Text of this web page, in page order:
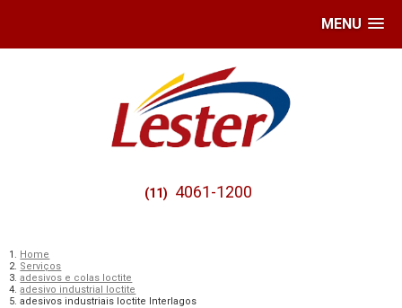
MENU
(11) 4061-1200
Home
Serviços
adesivos e colas loctite
adesivo industrial loctite
adesivos industriais loctite Interlagos